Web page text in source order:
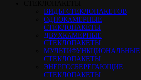
ВИДЫ СТЕКЛОПАКЕТОВ
ОДНОКАМЕРНЫЕ
СТЕКЛОПАКЕТЫ
ДВУХКАМЕРНЫЕ
СТЕКЛОПАКЕТЫ
МУЛЬТИФУНКЦИОНАЛЬНЫЕ
СТЕКЛОПАКЕТЫ
ЭНЕРГОСБЕРЕГАЮЩИЕ
СТЕКЛОПАКЕТЫ